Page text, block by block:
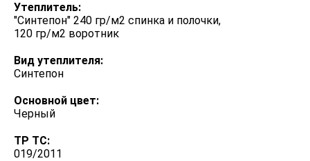
Утеплитель:
"Синтепон" 240 гр/м2 спинка и полочки,
120 гр/м2 воротник
Вид утеплителя:
Синтепон
Основной цвет:
Черный
ТР ТС:
019/2011